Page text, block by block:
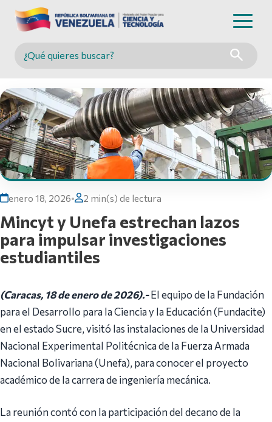
Buscar en MINCYT
enero 18, 2026• 2 min(s) de lectura
Mincyt y Unefa estrechan lazos
para impulsar investigaciones
estudiantiles
(Caracas, 18 de enero de 2026).-El equipo de la Fundación
para el Desarrollo para la Ciencia y la Educación (Fundacite)
en el estado Sucre, visitó las instalaciones de la Universidad
Nacional Experimental Politécnica de la Fuerza Armada
Nacional Bolivariana (Unefa), para conocer el proyecto
académico de la carrera de ingeniería mecánica.
La reunión contó con la participación del decano de la